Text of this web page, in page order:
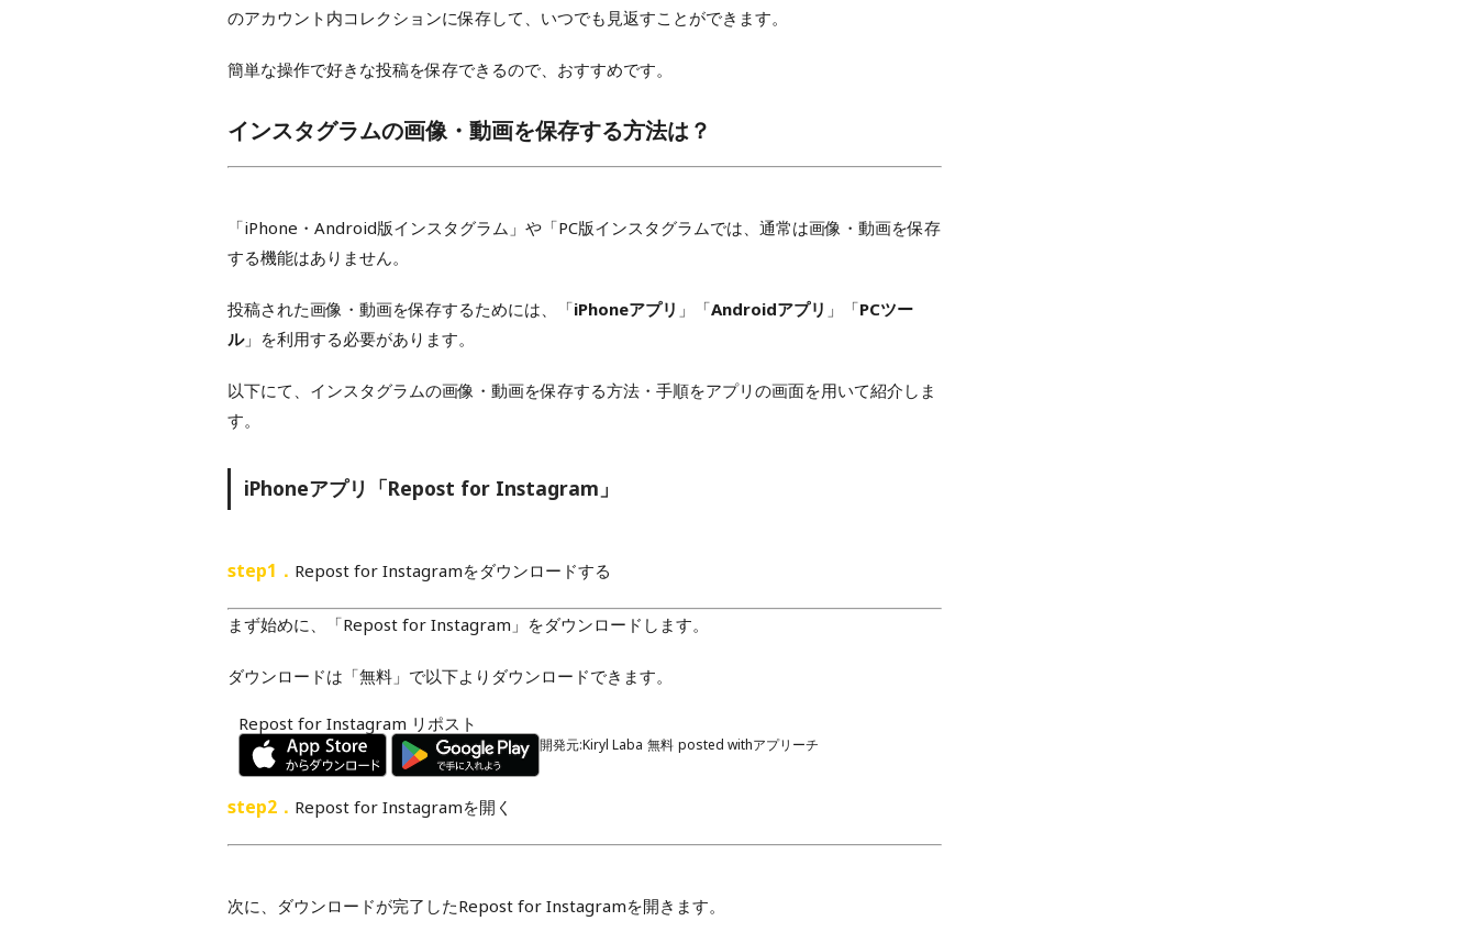
のアカウント内コレクションに保存して、いつでも見返すことができます。
簡単な操作で好きな投稿を保存できるので、おすすめです。
インスタグラムの画像・動画を保存する方法は？
「iPhone・Android版インスタグラム」や「PC版インスタグラムでは、通常は画像・動画を保存
する機能はありません。
投稿された画像・動画を保存するためには、「iPhoneアプリ 」「Androidアプリ 」「PCツー
ル」を利用する必要があります。
以下にて、インスタグラムの画像・動画を保存する方法・手順をアプリの画面を用いて紹介しま
す。
iPhoneアプリ「Repost for Instagram」
step1． Repost for Instagramをダウンロードする
まず始めに、「Repost for Instagram」をダウンロードします。
ダウンロードは「無料」で以下よりダウンロードできます。
Repost for Instagram リポスト
開発元:Kiryl Laba 無料 posted withアプリーチ
step2． Repost for Instagramを開く
次に、ダウンロードが完了したRepost for Instagramを開きます。